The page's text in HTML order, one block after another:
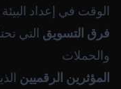
الوقت في إعداد البيئة
فرق التسويق التي
والحملات
المؤثرين الرقميين